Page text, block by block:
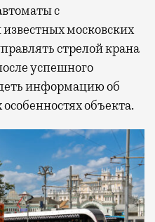
с
московских
стрелой крана
успешного
информацию об
объекта.